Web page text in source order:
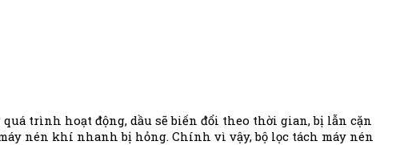
trình hoạt động, dầu sẽ biến đổi theo thời gian, bị lẫn cặn
nén khí nhanh bị hỏng. Chính vì vậy, bộ lọc tách máy nén